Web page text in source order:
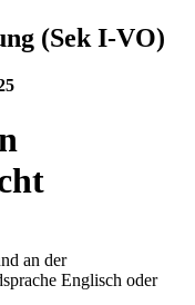
(Sek I-VO)
an der
Englisch oder